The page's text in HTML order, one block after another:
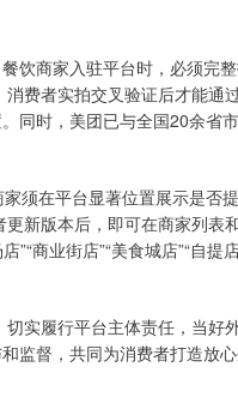
饮商家入驻平台时，必须完
费者实拍交叉验证后才能通
同时，美团已与全国20余省
须在平台显著位置展示是否
新版本后，即可在商家列表
商业街店”“美食城店”“自提
实履行平台主体责任，当好
监督，共同为消费者打造放